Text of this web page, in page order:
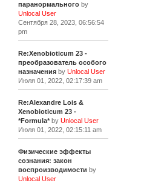
паранормальногоby
Unlocal User
Сентября 28, 2023, 06:56:54
pm
Re:Xenobioticum 23 -
преобразователь особого
назначенияby Unlocal User
Июля 01, 2022, 02:17:39 am
Re:Alexandre Lois &
Xenobioticum 23 -
*Formula*by Unlocal User
Июля 01, 2022, 02:15:11 am
Физические эффекты
сознания: закон
воспроизводимости by
Unlocal User